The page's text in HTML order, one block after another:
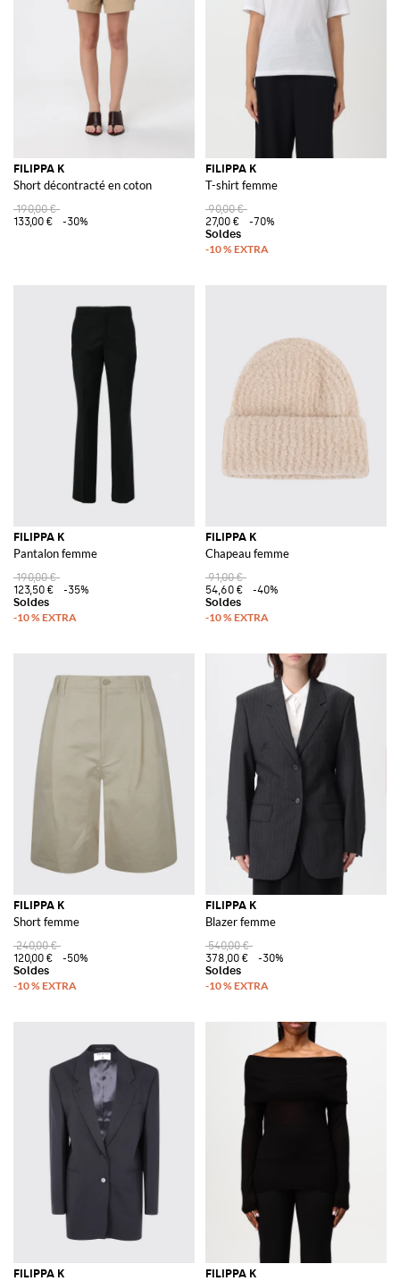
FILIPPA K
Short décontracté en coton
190,00 €
133,00 €
-30%
FILIPPA K
T-shirt femme
90,00 €
27,00 €
-70%
FILIPPA K
Pantalon femme
190,00 €
123,50 €
-35%
FILIPPA K
Chapeau femme
91,00 €
54,60 €
-40%
FILIPPA K
Short femme
240,00 €
120,00 €
-50%
FILIPPA K
Blazer femme
540,00 €
378,00 €
-30%
FILIPPA K FILIPPA K